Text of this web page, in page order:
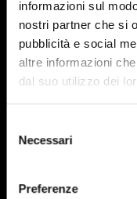
informazioni sul
nostri partner che si
pubblicità e social
altre informazioni
dal suo utilizzo dei
delNecessari
Preferenze
900
901
905
906
915
925